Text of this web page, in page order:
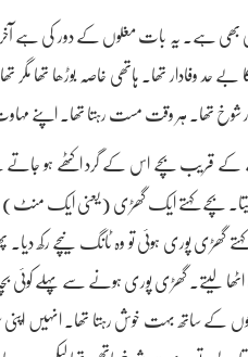
بھی ہے۔ یہ بات مغلوں کے دور کی ہے
بے حد وفادار تھا۔ ہاتھی خاصہ بوڑھا تھا
اور شوخ تھا۔ ہر وقت مست رہتا تھا۔ اپنے
قلعے کے قریب بچے اس کے گرد اکٹھے ہو جاتے
لیتا۔ بچے کہتے ایک گھڑی (یعنی ایک
پوری ہوئی تو وہ ٹانگ نیچے رکھ دیا۔
لیتے۔ گھڑی پوری ہونے سے پہلے کوئی بچہ
کے ساتھ بہت خوش رہتا تھا۔ انہیں اپنی